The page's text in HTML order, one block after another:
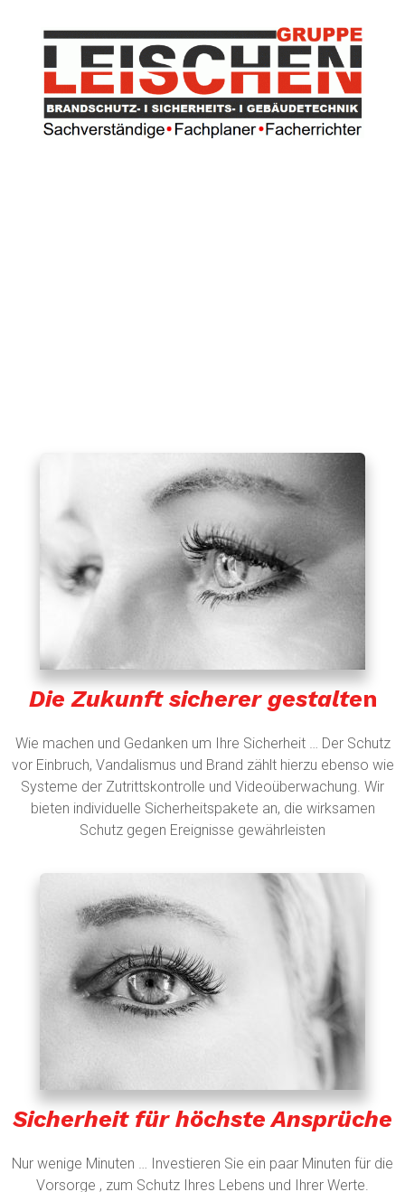
Die Zukunft sicherer gestalten
Wie machen und Gedanken um Ihre Sicherheit … Der Schutz
vor Einbruch, Vandalismus und Brand zählt hierzu ebenso wie
Systeme der Zutrittskontrolle und Videoüberwachung. Wir
bieten individuelle Sicherheitspakete an, die wirksamen
Schutz gegen Ereignisse gewährleisten
Sicherheit für höchste Ansprüche
Nur wenige Minuten … Investieren Sie ein paar Minuten für die
Vorsorge , zum Schutz Ihres Lebens und Ihrer Werte.